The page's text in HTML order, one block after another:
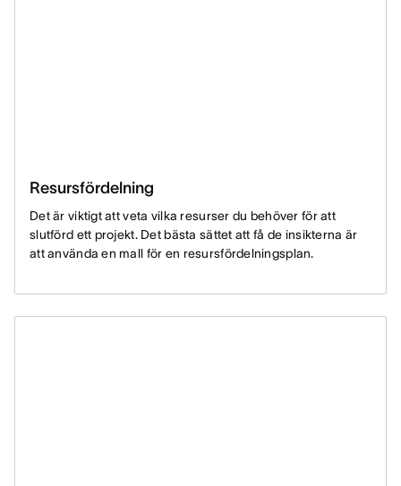
Resursfördelning
Det är viktigt att veta vilka resurser du behöver för att
slutförd ett projekt. Det bästa sättet att få de insikterna är
att använda en mall för en resursfördelningsplan.